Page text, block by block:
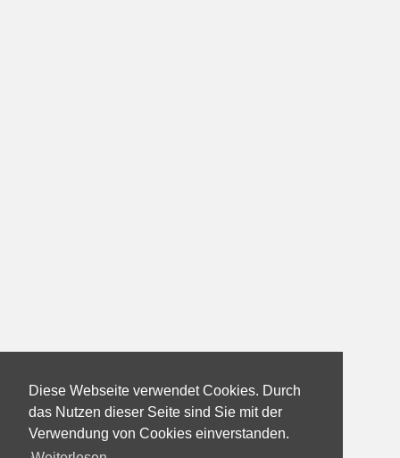
Diese Webseite verwendet Cookies. Durch
das Nutzen dieser Seite sind Sie mit der
Verwendung von Cookies einverstanden.